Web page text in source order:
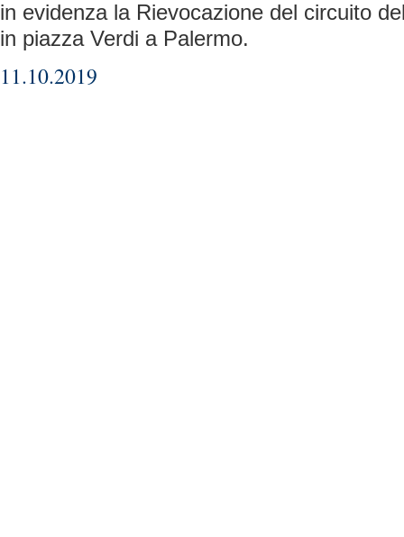
in evidenza la Rievocazione del circuito
in piazza Verdi a Palermo.
11.10.2019